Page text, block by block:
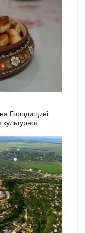
Городищині